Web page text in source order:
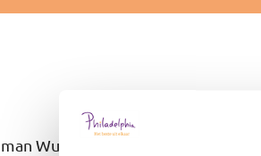
Wuytierslaan 224